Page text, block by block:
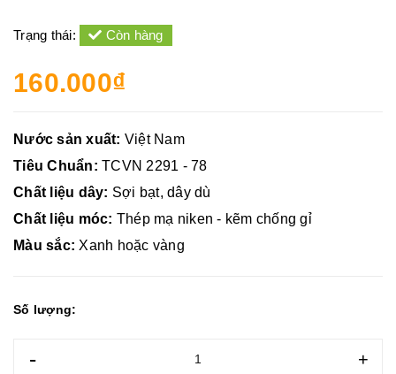
Trạng thái: Còn hàng
160.000₫
Nước sản xuất: Việt Nam
Tiêu Chuẩn: TCVN 2291 - 78
Chất liệu dây: Sợi bạt, dây dù
Chất liệu móc: Thép mạ niken - kẽm chống gỉ
Màu sắc: Xanh hoặc vàng
Số lượng:
- +